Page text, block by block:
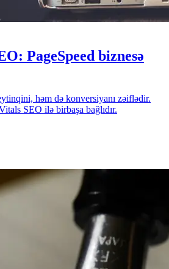
PageSpeed biznesə
həm də konversiyanı zəiflədir.
SEO ilə birbaşa bağlıdır.